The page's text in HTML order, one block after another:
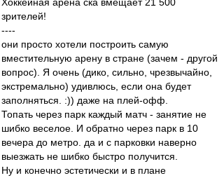
зрителей!
----
они просто хотели построить самую
вместительную арену в стране (зачем - другой
вопрос). Я очень (дико, сильно, чрезвычайно,
экстремально) удивлюсь, если она будет
заполняться. :)) даже на плей-офф.
Топать через парк каждый матч - занятие не
шибко веселое. И обратно через парк в 10
вечера до метро. да и с парковки наверно
выезжать не шибко быстро получится.
Ну и конечно эстетически и в плане